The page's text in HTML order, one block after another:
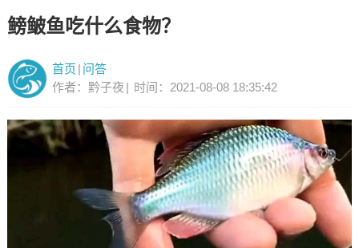
鳑鲏鱼吃什么食物？
首页 | 问答
作者：黔子夜 | 时间：2021-08-08 18:35:42